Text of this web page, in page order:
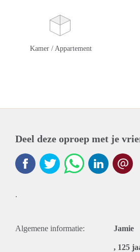
Kamer / Appartement
Deel deze oproep met je
.
Algemene informatie: Jamie
, 125